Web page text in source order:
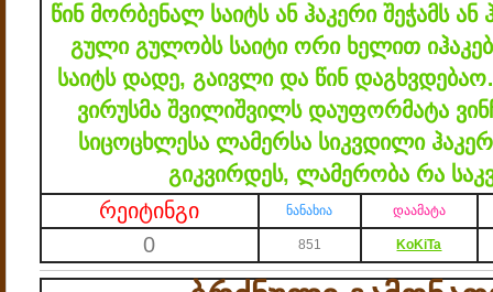
წინ მორბენალ საიტს ან ჰაკერი შეჭამს
გული გულობს საიტი ორი ხელით
საიტს დადე, გაივლი და წინ
ვირუსმა შვილიშვილს დაუფორმატა
სიცოცხლესა ლამერსა სიკვდილი
გიკვირდეს, ლამერობა რა
რეიტინგი
ნანახია დაამატა
0 851 KoKiTa